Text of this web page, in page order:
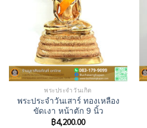
พระประจำวันเกิด
พระประจำวันเสาร์ ทองเหลือง
ขัดเงา หน้าตัก 9 นิ้ว
฿4,200.00